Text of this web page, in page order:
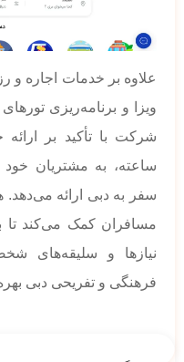
ویزا و برنامه‌ریزی
ساعته، به مشتریان خود
سفر به دبی ارائه
مسافران کمک می‌کند تا
نیازها و سلیقه‌های
فرهنگی و تفریحی دبی